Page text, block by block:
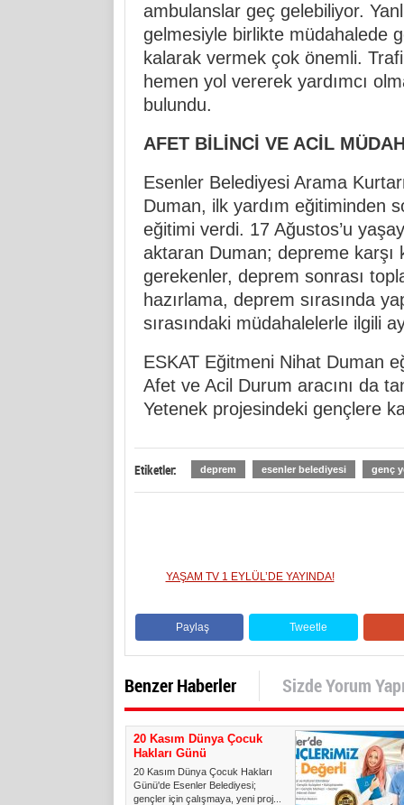
ambulanslar geç gelebiliyor.
gelmesiyle birlikte müdahalede
kalarak vermek çok önemli.
hemen yol vererek yardımcı
bulundu.
AFET BİLİNCİ VE ACİL
Esenler Belediyesi Arama
Duman, ilk yardım eğitiminden
eğitimi verdi. 17 Ağustos’u
aktaran Duman; depreme karşı
gerekenler, deprem sonrası
hazırlama, deprem sırasında
sırasındaki müdahalelerle ilgili
ESKAT Eğitmeni Nihat Duman
Afet ve Acil Durum aracını da
Yetenek projesindeki gençlere
Etiketler: deprem esenler belediyesi genç
YAŞAM TV 1 EYLÜL’DE YAYINDA!
Paylaş Tweetle
Benzer Haberler Sizde Yorum
20 Kasım Dünya Çocuk
Hakları Günü
20 Kasım Dünya Çocuk Hakları
Günü'de Esenler Belediyesi;
gençler için çalışmaya, yeni proj...